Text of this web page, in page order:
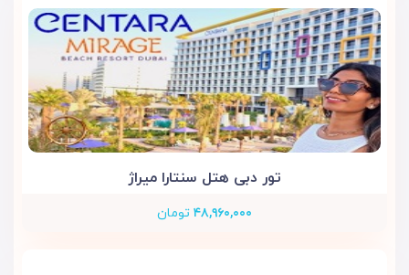
تور دبی هتل سنتارا میراژ
۴۸,۹۶۰,۰۰۰ تومان